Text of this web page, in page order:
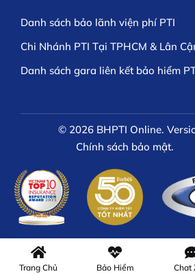
Trang Chủ Bảo Hiểm Chat
Danh sách bảo lãnh viện phí PTI
Chi Nhánh PTI Tại TPHCM & Lân
Danh sách gara liên kết bảo hiểm
© 2026 BHPTI Online.
Chính sách bảo mật.